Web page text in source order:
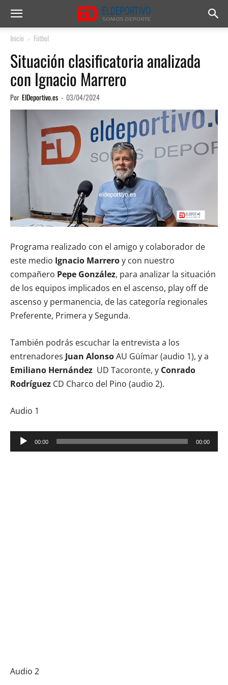
Inicio Fútbol
Situación clasificatoria analizada
con Ignacio Marrero
Por ElDeportivo.es - 03/04/2024
Programa realizado con el amigo y colaborador de
este medio Ignacio Marreroy con nuestro
compañero Pepe González, para analizar la situación
de los equipos implicados en el ascenso, play off de
ascenso y permanencia, de las categoría regionales
Preferente, Primera y Segunda.
También podrás escuchar la entrevista a los
entrenadores Juan AlonsoAU Güímar (audio 1), y a
Emiliano Hernández UD Tacoronte, y Conrado
Rodríguez CD Charco del Pino (audio 2).
Audio 1
Reproductor
de
00:00 00:00
Audio 2